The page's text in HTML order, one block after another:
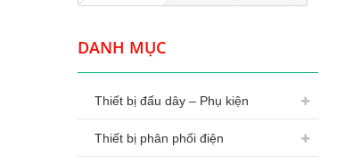
DANH MỤC
Thiết bị đấu dây – Phụ kiện
Thiết bị phân phối điện